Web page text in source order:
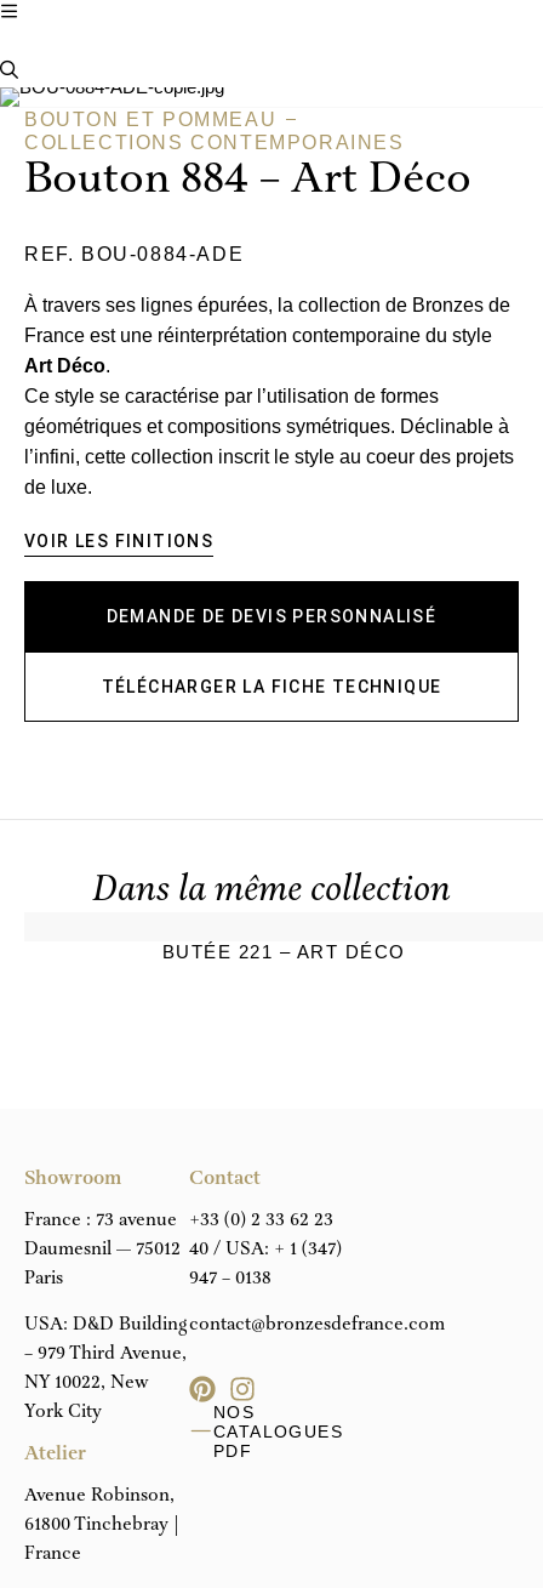
BOUTON ET POMMEAU
COLLECTIONS CONTEMPORAINES
Bouton 884 – Art Déco
REF. BOU-0884-ADE
À travers ses lignes épurées, la collection de Bronzes de
France est une réinterprétation contemporaine du style
Art Déco.
Ce style se caractérise par l’utilisation de formes
géométriques et compositions symétriques. Déclinable à
l’infini, cette collection inscrit le style au coeur des projets
de luxe.
VOIR LES FINITIONS
DEMANDE DE DEVIS PERSONNALISÉ
TÉLÉCHARGER LA FICHE TECHNIQUE
Dans la même collection
BUTÉE 221 – ART DÉCO
Showroom
France : 73 avenue
Daumesnil — 75012
Paris
USA: D&D Building
– 979 Third Avenue,
NY 10022, New
York City
Atelier
Avenue Robinson,
61800 Tinchebray |
France
Contact
+33 (0) 2 33 62 23
40 / USA: + 1 (347)
947 – 0138
contact@bronzesdefrance.com
NOS
CATALOGUES
PDF